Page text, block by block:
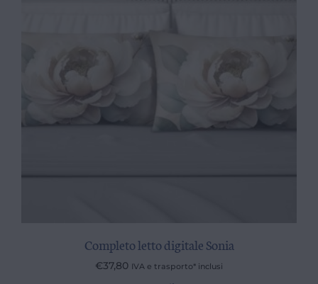
Completo letto digitale Sonia
€37,80 IVA e trasporto* inclusi